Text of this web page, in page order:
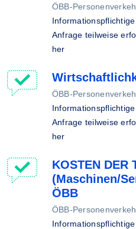
ÖBB-
Informationspflichtige
Anfrage teilweise
her
ÖBB-
Informationspflichtige
Anfrage teilweise
her
KOSTEN DER
(Maschinen/
ÖBB
ÖBB-
Informationspflichtige